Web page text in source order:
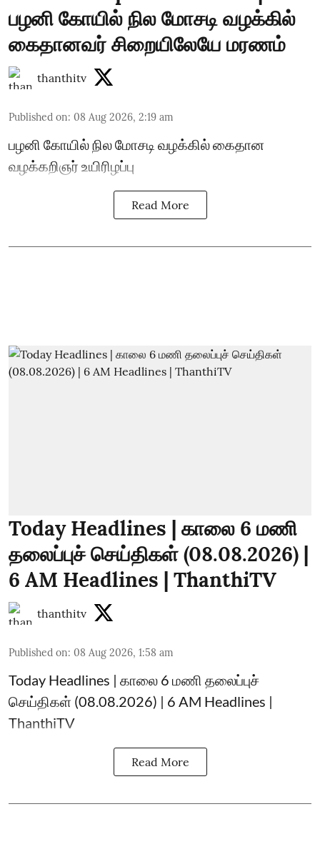
பழனி கோயில் நில மோசடி வழக்கில்
கைதானவர் சிறையிலேயே மரணம்
thanthitv
Published on: 08 Aug 2026, 2:19 am
பழனி கோயில் நில மோசடி வழக்கில் கைதான
வழக்கறிஞர் உயிரிழப்பு
Read More
Today Headlines | காலை 6 மணி
தலைப்புச் செய்திகள் (08.08.2026) |
6 AM Headlines | ThanthiTV
thanthitv
Published on: 08 Aug 2026, 1:58 am
Today Headlines | காலை 6 மணி தலைப்புச்
செய்திகள் (08.08.2026) | 6 AM Headlines |
ThanthiTV
Read More